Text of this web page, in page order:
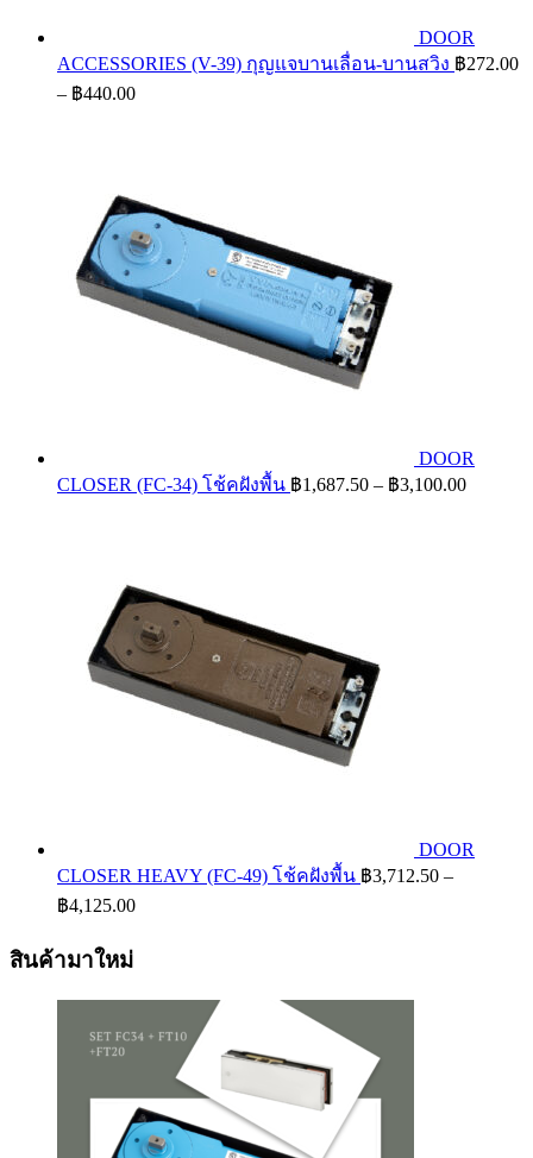
DOOR
ACCESSORIES (V-39) กุญแจบานเลื่อน-บานสวิง ฿272.00
– ฿440.00Price
DOOR
CLOSER (FC-34) โช้คฝังพื้น ฿1,687.50 – ฿3,100.00Price
DOOR
CLOSER HEAVY (FC-49) โช้คฝังพื้น ฿3,712.50 –
฿4,125.00Price
฿4,125.00
สินค้ามาใหม่